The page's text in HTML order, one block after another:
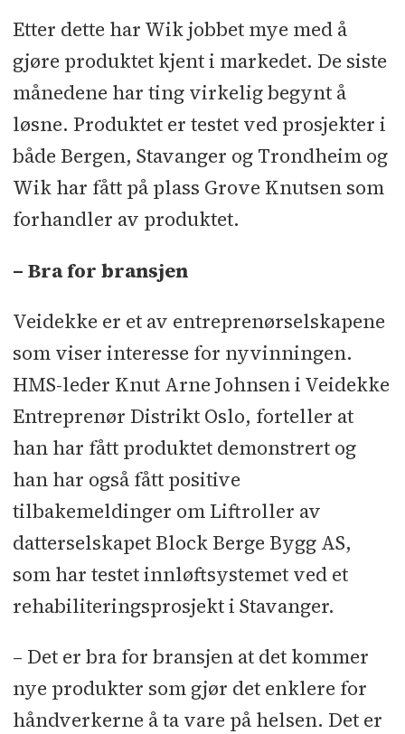
Neste år satser Wik Gruppen på å
lansere produktet også utenfor
Norge.
Etter dette har Wik jobbet mye med å
gjøre produktet kjent i markedet. De siste
månedene har ting virkelig begynt å
løsne. Produktet er testet ved prosjekter i
både Bergen, Stavanger og Trondheim og
Wik har fått på plass Grove Knutsen som
forhandler av produktet.
– Bra for bransjen
Veidekke er et av entreprenørselskapene
som viser interesse for nyvinningen.
HMS-leder Knut Arne Johnsen i Veidekke
Entreprenør Distrikt Oslo, forteller at
han har fått produktet demonstrert og
han har også fått positive
tilbakemeldinger om Liftroller av
datterselskapet Block Berge Bygg AS,
som har testet innløftsystemet ved et
rehabiliteringsprosjekt i Stavanger.
– Det er bra for bransjen at det kommer
nye produkter som gjør det enklere for
håndverkerne å ta vare på helsen. Det er